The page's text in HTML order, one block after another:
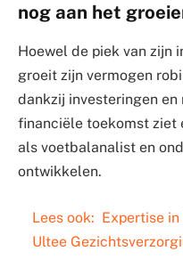
nog aan het
Hoewel de piek van zijn
groeit zijn vermogen
dankzij investeringen
financiële toekomst ziet
als voetbalanalist en
ontwikkelen.
Lees ook: Expertise
Ultee